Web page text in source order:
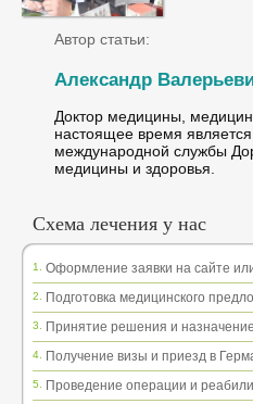
Автор статьи:
Александр
Доктор медицины,
настоящее время
международной службы
медицины и здоровья.
Схема лечения у нас
1. Оформление заявки на сайте
2. Подготовка медицинского
3. Принятие решения и
4. Получение визы и приезд в
5. Проведение операции и